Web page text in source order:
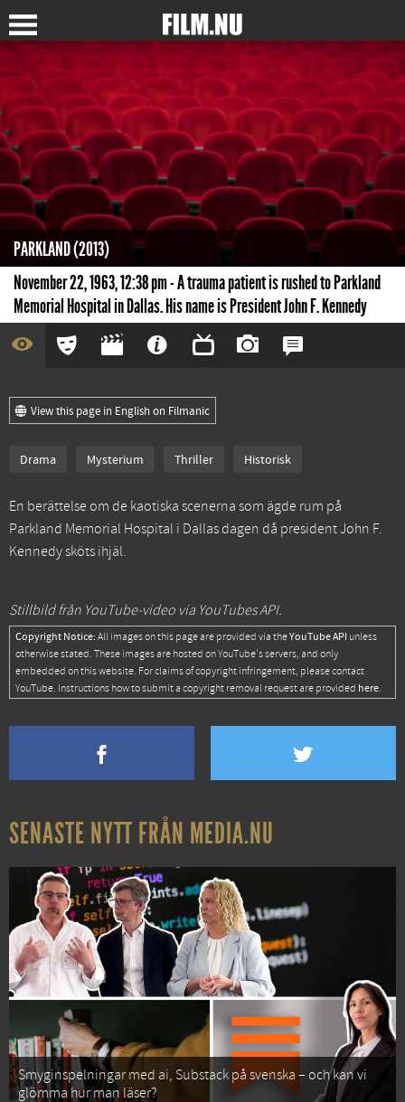
PARKLAND (2013)
November 22, 1963, 12:38 pm - A trauma patient is rushed to Parkland
Memorial Hospital in Dallas. His name is President John F. Kennedy
View this page in English on Filmanic
Drama Mysterium Thriller Historisk
En berättelse om de kaotiska scenerna som ägde rum på
Parkland Memorial Hospital i Dallas dagen då president John F.
Kennedy sköts ihjäl.
Stillbild från YouTube-video via YouTubes API.
Copyright Notice: All images on this page are provided via theYouTube API unless
otherwise stated. These images are hosted on YouTube's servers, and only
embedded on this website. For claims of copyright infringement, please contact
YouTube. Instructions how to submit a copyright removal request are provided here.
SENASTE NYTT FRÅN MEDIA.NU
Smyginspelningar med ai, Substack på svenska – och kan vi
glömma hur man läser?